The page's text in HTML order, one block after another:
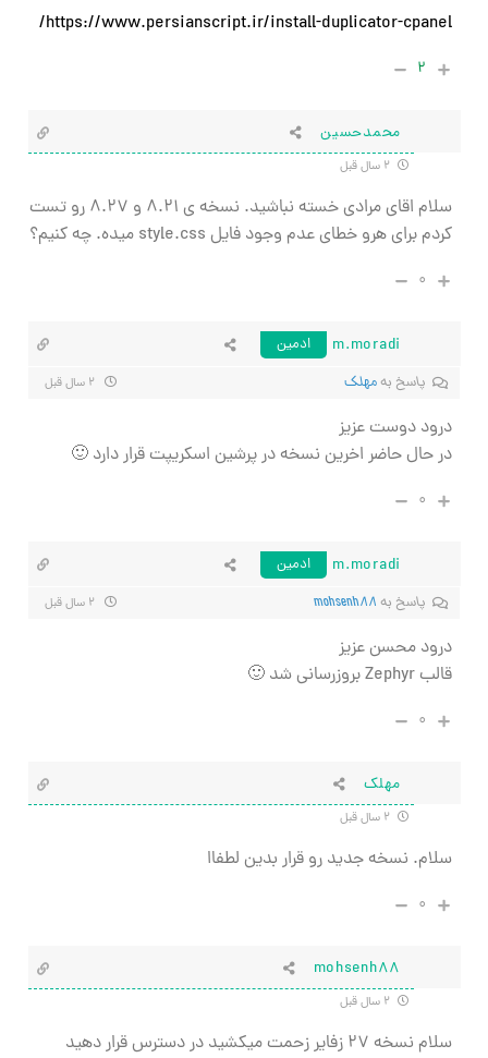
https://www.persianscript.ir/install-duplicator-cpanel/
۲
محمدحسین
سلام اقای مرادی خسته نباشید. نسخه ی 8.21 و 8.27 رو تست
کردم برای هرو خطای عدم وجود فایل style.css میده. چه کنیم؟
۰
m.moradi
ادمین
پاسخ بهمهلک
درود دوست عزیز
در حال حاضر اخرین نسخه در پرشین اسکریپت قرار دارد 🙂
۰
m.moradi
ادمین
پاسخ به mohsenh88
درود محسن عزیز
قالب Zephyr بروزرسانی شد 🙂
۰
مهلک
سلام. نسخه جدید رو قرار بدین لطفاا
۰
mohsenh88
سلام نسخه ۲۷ زفایر زحمت میکشید در دسترس قرار دهید